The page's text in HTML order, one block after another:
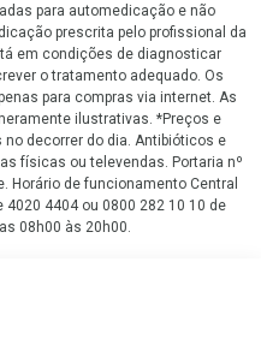
para automedicação e não
prescrita pelo profissional da
em condições de diagnosticar
o tratamento adequado. Os
para compras via internet. As
ilustrativas. *Preços e
decorrer do dia. Antibióticos e
físicas ou televendas. Portaria nº
Horário de funcionamento Central
4404 ou 0800 282 10 10 de
08h00 às 20h00.